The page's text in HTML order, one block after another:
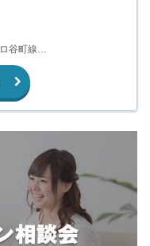
・谷町九丁目駅から徒歩4分（大阪メトロ谷町線、千日前線） ・上本町駅から徒歩8分（近鉄）